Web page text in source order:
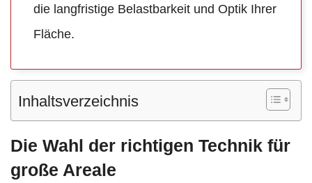
die langfristige Belastbarkeit und Optik Ihrer
Fläche.
Inhaltsverzeichnis
Die Wahl der richtigen Technik für
große Areale